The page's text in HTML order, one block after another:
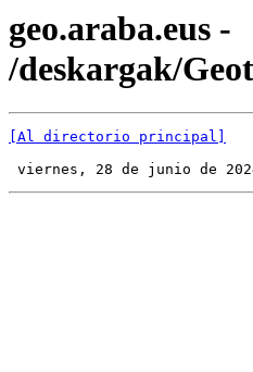
geo.araba.eus -
/deskargak/
[Al directorio principal]
viernes, 28 de junio de